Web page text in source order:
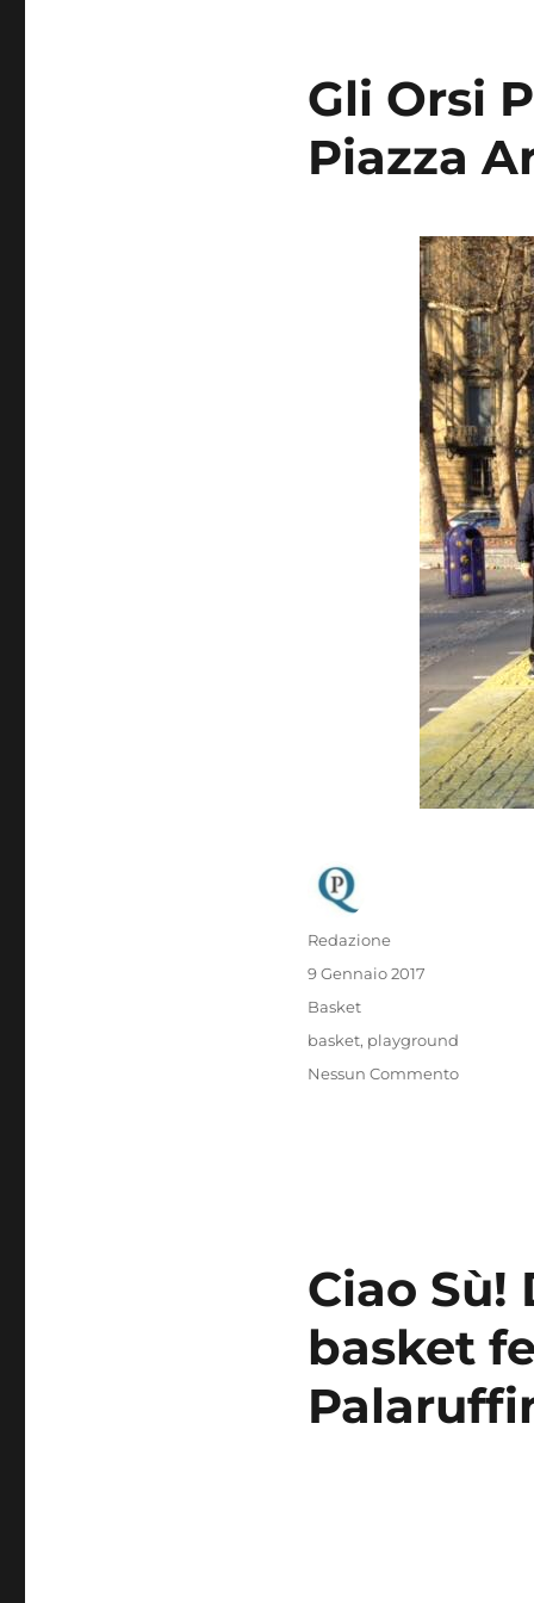
Gli Orsi
Piazza
Autore
Redazione
Pubblicato
9 Gennaio 2017
Categorie
Basket
Tag
basket, playground
Nessun Commento
Ciao Sù!
basket